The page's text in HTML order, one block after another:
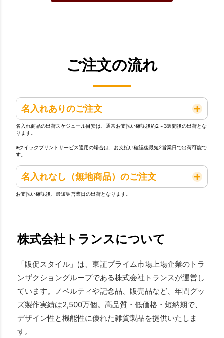
ご注文の流れ
名入れありのご注文
名入れ商品の出荷スケジュール目安は、通常お支払い確認後約2～3週間後の出荷とな
ります。
※クイックプリントサービス適用の場合は、お支払い確認後最短2営業日で出荷可能で
す。
名入れなし（無地商品）のご注文
お支払い確認後、最短翌営業日の出荷となります。
株式会社トランスについて
「販促スタイル」は、東証プライム市場上場企業のトラ
ンザクショングループである株式会社トランスが運営し
ています。ノベルティや記念品、販売品など、年間グッ
ズ製作実績は2,500万個。高品質・低価格・短納期で、
デザイン性と機能性に優れた雑貨製品を提供いたしま
す。